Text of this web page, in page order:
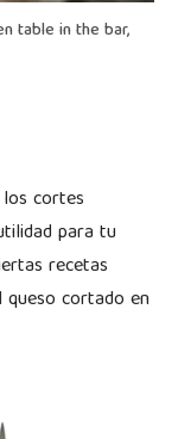
table in the bar,
cortes
para tu
recetas
queso cortado en